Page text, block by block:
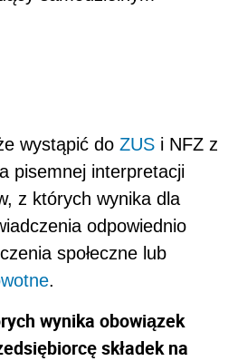
wystąpić do ZUS i NFZ z
pisemnej interpretacji
z których wynika dla
odpowiednio
społeczne lub
.
wynika obowiązek
składek na